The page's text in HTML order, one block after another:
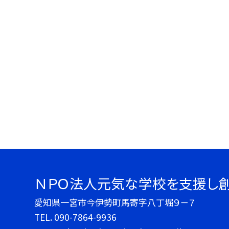
ＮＰＯ法人元気な学校を支援し
愛知県一宮市今伊勢町馬寄字八丁堀９－７
TEL. 090-7864-9936